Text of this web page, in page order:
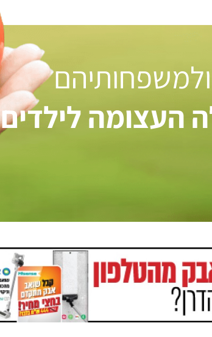
ולמשפחותיהם
העצומה לילדים